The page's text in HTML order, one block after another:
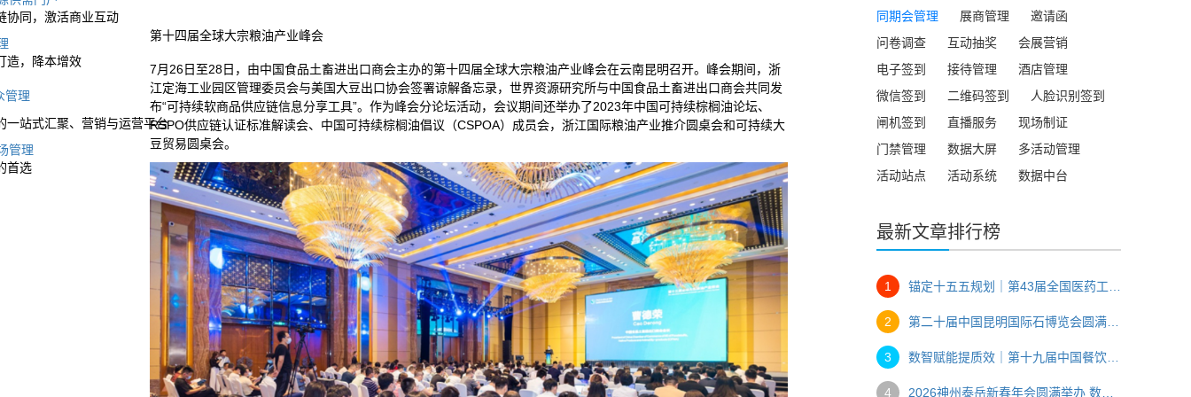
协同，激活商业互动
造，降本增效
管理
一站式汇聚、营销与运营平台
管理
首选
第十四届全球大宗粮油产业峰会
7月26日至28日，由中国食品土畜进出口商会主办的第十四届全球大宗粮油产业峰会在云南昆明召开。峰会期间，浙
江定海工业园区管理委员会与美国大豆出口协会签署谅解备忘录，世界资源研究所与中国食品土畜进出口商会共同发
布“可持续软商品供应链信息分享工具”。作为峰会分论坛活动，会议期间还举办了2023年中国可持续棕榈油论坛、
RSPO供应链认证标准解读会、中国可持续棕榈油倡议（CSPOA）成员会，浙江国际粮油产业推介圆桌会和可持续大
豆贸易圆桌会。
同期会管理 展商管理
邀请函
问卷调查
互动抽奖
会展营销
电子签到
接待管理
酒店管理
微信签到
二维码签到
人脸识别签到
闸机签到
直播服务
现场制证
门禁管理
数据大屏
多活动管理
活动站点
活动系统 数据中台
最新文章排行榜
1
2
3
4